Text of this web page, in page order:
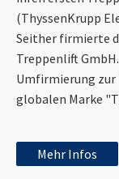
(ThyssenKrupp
Seither firmierte
Treppenlift
Umfirmierung zur
globalen Marke
Mehr Infos